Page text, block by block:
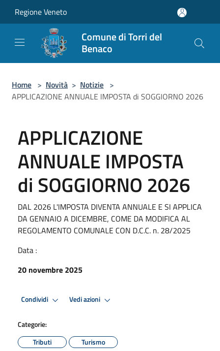
Regione Veneto
Comune di Torri del
Benaco
Home > Novità > Notizie >
APPLICAZIONE ANNUALE IMPOSTA di SOGGIORNO 2026
APPLICAZIONE
ANNUALE IMPOSTA
di SOGGIORNO 2026
DAL 2026 L'IMPOSTA DIVENTA ANNUALE E SI APPLICA
DA GENNAIO A DICEMBRE, COME DA MODIFICA AL
REGOLAMENTO COMUNALE CON D.C.C. n. 28/2025
Data :
20 novembre 2025
Condividi Vedi azioni
Categorie:
Tributi
Turismo